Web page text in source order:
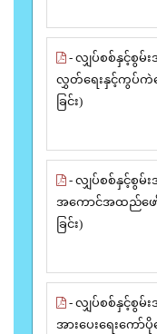
- လျှပ်စစ်နှင့်စွမ်
လွှတ်ရေးနှင့်ကွပ်ကဲရ
ခြင်း)
- လျှပ်စစ်နှင့်စွမ်း
အကောင်အထည်ဖော်
ခြင်း)
- လျှပ်စစ်နှင့်စွမ်
အားပေးရေးကော်